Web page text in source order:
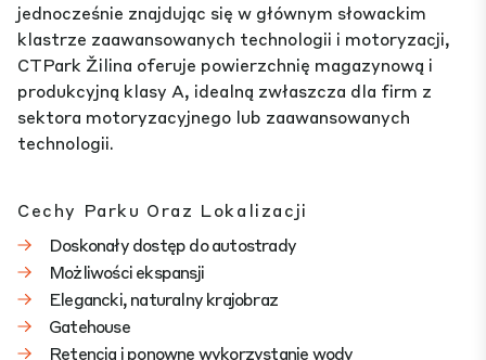
jednocześnie znajdując się w głównym słowackim
klastrze zaawansowanych technologii i motoryzacji,
CTPark Žilina oferuje powierzchnię magazynową i
produkcyjną klasy A, idealną zwłaszcza dla firm z
sektora motoryzacyjnego lub zaawansowanych
technologii.
Cechy Parku Oraz Lokalizacji
Doskonały dostęp do autostrady
Możliwości ekspansji
Elegancki, naturalny krajobraz
Gatehouse
Retencja i ponowne wykorzystanie wody